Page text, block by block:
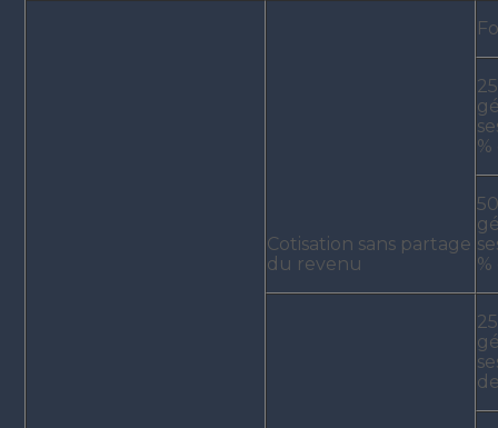
Cotisation sans partage
du revenu